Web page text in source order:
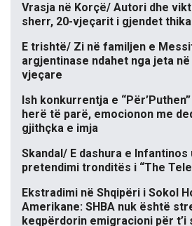
Vrasja në Korçë/ Autori dhe
sherr, 20-vjeçarit i gjendet
E trishtë/ Zi në familjen e
argjentinase ndahet nga jeta
vjeçare
Ish konkurrentja e
herë të parë, emocionon me
gjithçka e imja
Skandal/ E dashura e Infantinos
pretendimi tronditës i “The
Ekstradimi në Shqipëri i Sokol
Amerikane: SHBA nuk është
keqpërdorin emigracioni për t’i